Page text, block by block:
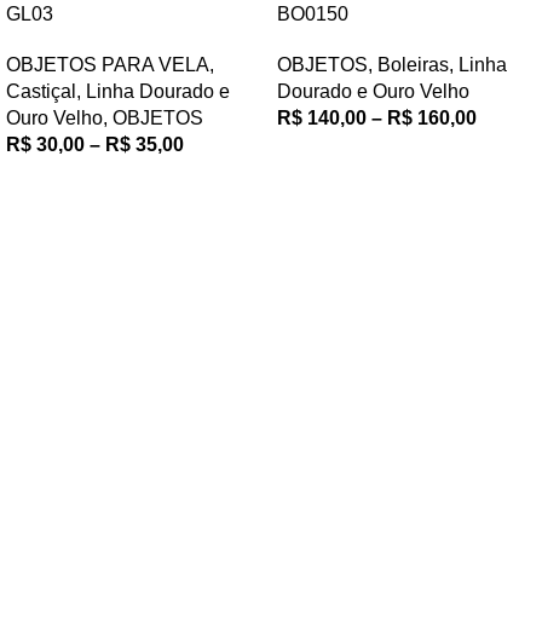
GL03
OBJETOS PARA VELA,
Castiçal , Linha Dourado e
Ouro Velho, OBJETOS
R$ 30,00 – R$ 35,00
BO0150
OBJETOS, Boleiras, Linha
Dourado e Ouro Velho
R$ 140,00 – R$ 160,00